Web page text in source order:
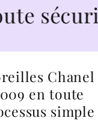
sécurité
Chanel
en toute
simple